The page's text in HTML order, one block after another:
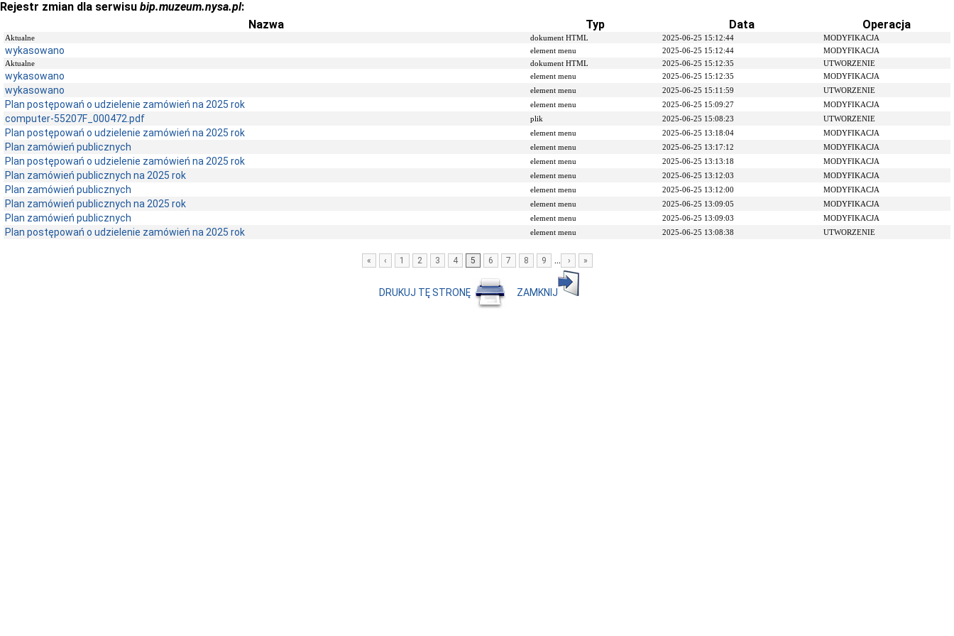
Rejestr zmian dla serwisu bip.muzeum.nysa.pl:
Nazwa
Typ Data Operacja
Aktualne dokument HTML 2025-06-25 15:12:44 MODYFIKACJA
wykasowano element menu 2025-06-25 15:12:44
MODYFIKACJA
Aktualne
dokument HTML 2025-06-25 15:12:35 UTWORZENIE
wykasowano element menu 2025-06-25 15:12:35 MODYFIKACJA
wykasowano element menu 2025-06-25 15:11:59 UTWORZENIE
Plan postępowań o udzielenie zamówień na 2025 rok element menu 2025-06-25 15:09:27 MODYFIKACJA
computer-55207F_000472.pdf plik 2025-06-25 15:08:23 UTWORZENIE
Plan postępowań o udzielenie zamówień na 2025 rok element menu 2025-06-25 13:18:04 MODYFIKACJA
Plan zamówień publicznych element menu 2025-06-25 13:17:12 MODYFIKACJA
Plan postępowań o udzielenie zamówień na 2025 rok element menu 2025-06-25 13:13:18 MODYFIKACJA
Plan zamówień publicznych na 2025 rok element menu 2025-06-25 13:12:03 MODYFIKACJA
Plan zamówień publicznych element menu 2025-06-25 13:12:00 MODYFIKACJA
Plan zamówień publicznych na 2025 rok element menu 2025-06-25 13:09:05 MODYFIKACJA
Plan zamówień publicznych element menu 2025-06-25 13:09:03 MODYFIKACJA
Plan postępowań o udzielenie zamówień na 2025 rok element menu 2025-06-25 13:08:38 UTWORZENIE
« ‹ 1 2 3 4 5 6 7 8 9 ... › »
DRUKUJ TĘ STRONĘ ZAMKNIJ